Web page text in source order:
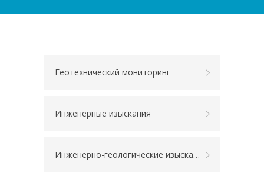
Геотехнический мониторинг
Инженерные изыскания
Инженерно-геологические изыскания